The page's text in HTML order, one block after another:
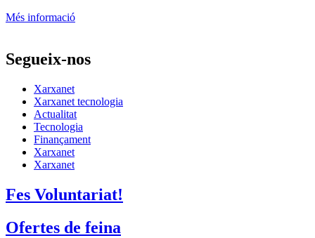
Més informació
Segueix-nos
Xarxanet
Xarxanet tecnologia
Actualitat
Tecnologia
Finançament
Xarxanet
Xarxanet
Fes Voluntariat!
Ofertes de feina